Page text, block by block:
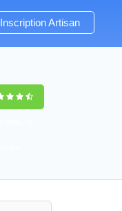
Inscription Artisan